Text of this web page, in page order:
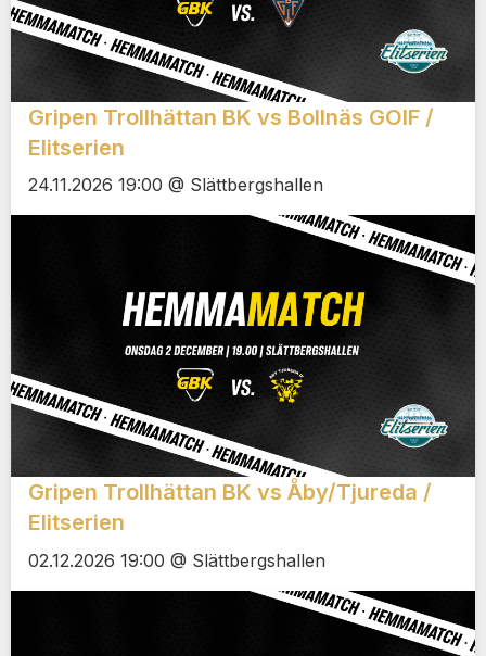
Gripen Trollhättan BK vs Bollnäs GOIF /
Elitserien
24.11.2026 19:00 @ Slättbergshallen
Gripen Trollhättan BK vs Åby/Tjureda /
Elitserien
02.12.2026 19:00 @ Slättbergshallen